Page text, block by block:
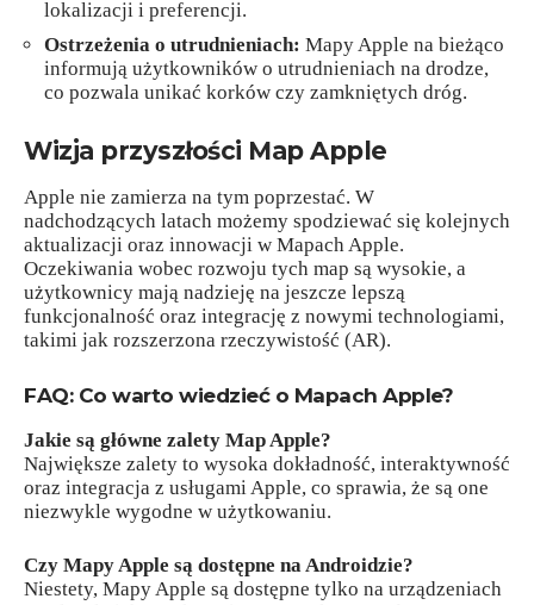
lokalizacji i preferencji.
Ostrzeżenia o utrudnieniach: Mapy Apple na bieżąco
informują użytkowników o utrudnieniach na drodze,
co pozwala unikać korków czy zamkniętych dróg.
Wizja przyszłości Map Apple
Apple nie zamierza na tym poprzestać. W
nadchodzących latach możemy spodziewać się kolejnych
aktualizacji oraz innowacji w Mapach Apple.
Oczekiwania wobec rozwoju tych map są wysokie, a
użytkownicy mają nadzieję na jeszcze lepszą
funkcjonalność oraz integrację z nowymi technologiami,
takimi jak rozszerzona rzeczywistość (AR).
FAQ: Co warto wiedzieć o Mapach Apple?
Jakie są główne zalety Map Apple?
Największe zalety to wysoka dokładność, interaktywność
oraz integracja z usługami Apple, co sprawia, że są one
niezwykle wygodne w użytkowaniu.
Czy Mapy Apple są dostępne na Androidzie?
Niestety, Mapy Apple są dostępne tylko na urządzeniach